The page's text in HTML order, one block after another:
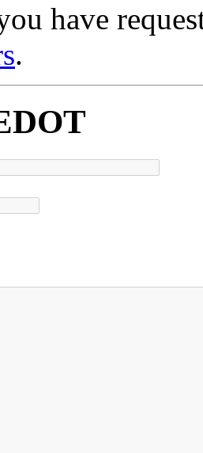
have
.